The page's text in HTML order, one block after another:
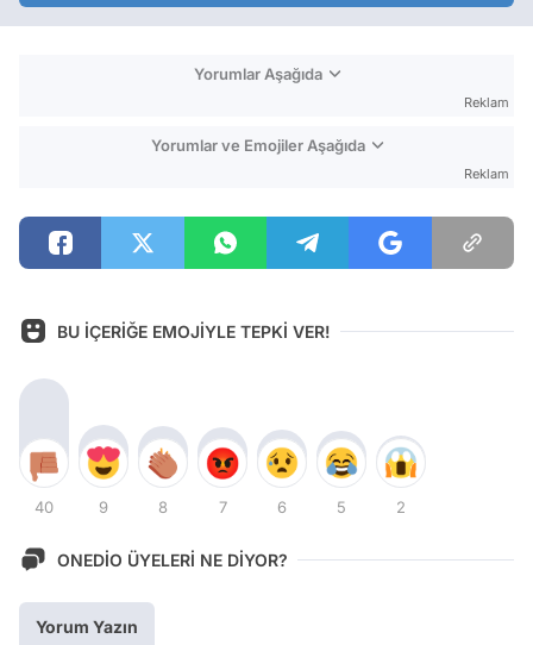
Yorumlar Aşağıda
Reklam
Yorumlar ve Emojiler Aşağıda
Reklam
BU İÇERİĞE EMOJİYLE TEPKİ VER!
40 9 8 7 6 5 2
ONEDİO ÜYELERİ NE DİYOR?
Yorum Yazın